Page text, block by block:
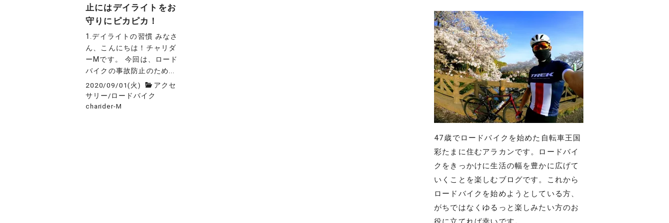
止にはデイライトをお
守りにピカピカ！
1.デイライトの習慣 みなさ
ん、こんにちは！チャリダ
ーMです。 今回は、ロード
バイクの事故防止のため...
2020/09/01(火)
アクセ
サリー/ロードバイク
charider-M
47歳でロードバイクを始めた自転車王国
彩たまに住むアラカンです。ロードバイ
クをきっかけに生活の幅を豊かに広げて
いくことを楽しむブログです。これから
ロードバイクを始めようとしている方、
がちではなくゆるっと楽しみたい方のお